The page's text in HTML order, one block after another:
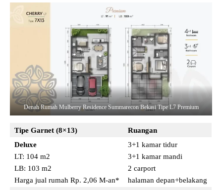
Denah Rumah Mulberry Residence Summarecon Bekasi Tipe L7 Premium
Tipe Garnet (8×13)
Ruangan
Deluxe
LT: 104 m2
LB: 103 m2
Harga jual rumah Rp. 2,06 M-an*
3+1 kamar tidur
3+1 kamar mandi
2 carport
halaman depan+belakang